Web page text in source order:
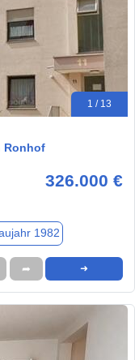
1 / 13
Ronhof
326.000 €
1982
➦ ➜